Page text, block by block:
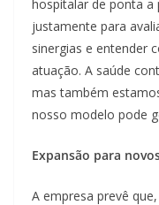
hospitalar de ponta
justamente para
sinergias e entender
atuação. A saúde
mas também
nosso modelo pode
Expansão para
A empresa prevê